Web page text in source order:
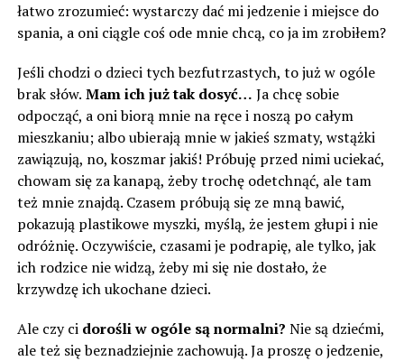
łatwo zrozumieć: wystarczy dać mi jedzenie i miejsce do
spania, a oni ciągle coś ode mnie chcą, co ja im zrobiłem?
Jeśli chodzi o dzieci tych bezfutrzastych, to już w ogóle
brak słów. Mam ich już tak dosyć… Ja chcę sobie
odpocząć, a oni biorą mnie na ręce i noszą po całym
mieszkaniu; albo ubierają mnie w jakieś szmaty, wstążki
zawiązują, no, koszmar jakiś! Próbuję przed nimi uciekać,
chowam się za kanapą, żeby trochę odetchnąć, ale tam
też mnie znajdą. Czasem próbują się ze mną bawić,
pokazują plastikowe myszki, myślą, że jestem głupi i nie
odróżnię. Oczywiście, czasami je podrapię, ale tylko, jak
ich rodzice nie widzą, żeby mi się nie dostało, że
krzywdzę ich ukochane dzieci.
Ale czy ci dorośli w ogóle są normalni? Nie są dziećmi,
ale też się beznadziejnie zachowują. Ja proszę o jedzenie,